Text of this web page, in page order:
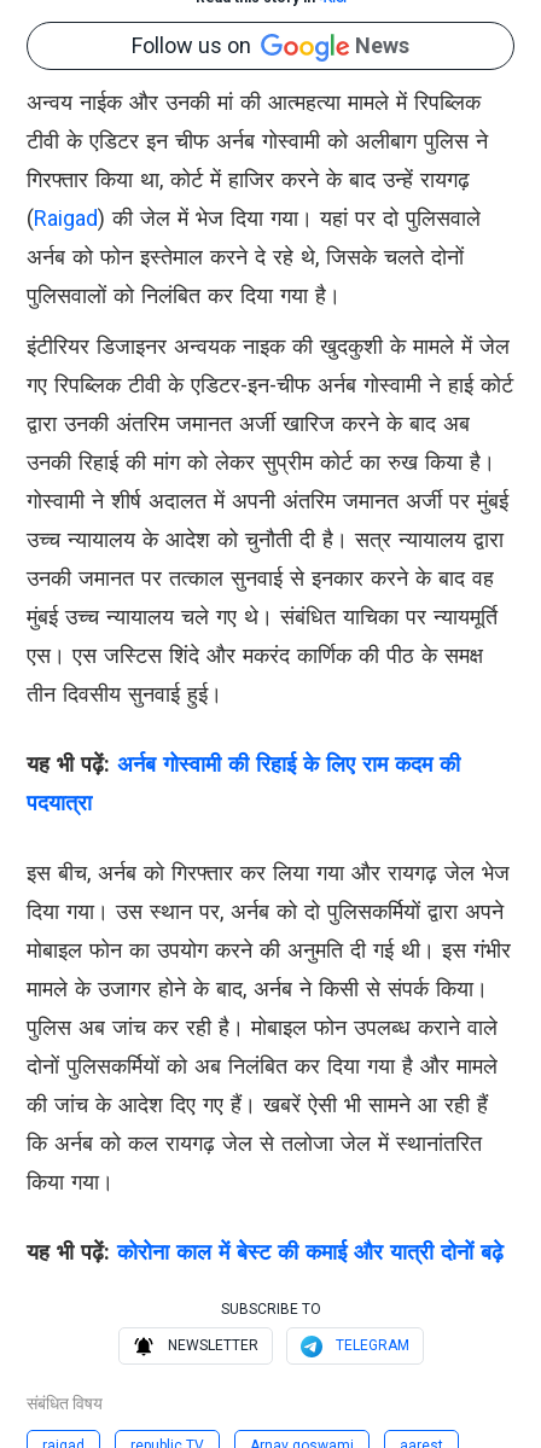
Follow us on News
अन्वय नाईक और उनकी मां की आत्महत्या मामले में रिपब्लिक
टीवी के एडिटर इन चीफ अर्नब गोस्वामी को अलीबाग पुलिस ने
गिरफ्तार किया था, कोर्ट में हाजिर करने के बाद उन्हें रायगढ़
(Raigad) की जेल में भेज दिया गया। यहां पर दो पुलिसवाले
अर्नब को फोन इस्तेमाल करने दे रहे थे, जिसके चलते दोनों
पुलिसवालों को निलंबित कर दिया गया है।
इंटीरियर डिजाइनर अन्वयक नाइक की खुदकुशी के मामले में जेल
गए रिपब्लिक टीवी के एडिटर-इन-चीफ अर्नब गोस्वामी ने हाई कोर्ट
द्वारा उनकी अंतरिम जमानत अर्जी खारिज करने के बाद अब
उनकी रिहाई की मांग को लेकर सुप्रीम कोर्ट का रुख किया है।
गोस्वामी ने शीर्ष अदालत में अपनी अंतरिम जमानत अर्जी पर मुंबई
उच्च न्यायालय के आदेश को चुनौती दी है। सत्र न्यायालय द्वारा
उनकी जमानत पर तत्काल सुनवाई से इनकार करने के बाद वह
मुंबई उच्च न्यायालय चले गए थे। संबंधित याचिका पर न्यायमूर्ति
एस। एस जस्टिस शिंदे और मकरंद कार्णिक की पीठ के समक्ष
तीन दिवसीय सुनवाई हुई।
यह भी पढ़ें: अर्नब गोस्वामी की रिहाई के लिए राम कदम की
पदयात्रा
इस बीच, अर्नब को गिरफ्तार कर लिया गया और रायगढ़ जेल भेज
दिया गया। उस स्थान पर, अर्नब को दो पुलिसकर्मियों द्वारा अपने
मोबाइल फोन का उपयोग करने की अनुमति दी गई थी। इस गंभीर
मामले के उजागर होने के बाद, अर्नब ने किसी से संपर्क किया।
पुलिस अब जांच कर रही है। मोबाइल फोन उपलब्ध कराने वाले
दोनों पुलिसकर्मियों को अब निलंबित कर दिया गया है और मामले
की जांच के आदेश दिए गए हैं। खबरें ऐसी भी सामने आ रही हैं
कि अर्नब को कल रायगढ़ जेल से तलोजा जेल में स्थानांतरित
किया गया।
यह भी पढ़ें: कोरोना काल में बेस्ट की कमाई और यात्री दोनों बढ़े
SUBSCRIBE TO
NEWSLETTER TELEGRAM
संबंधित विषय